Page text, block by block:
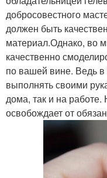
добросовестного
должен быть
материал.Однако, во
качественно
по вашей вине. Ведь в
выполнять своими
дома, так и на работе.
освобождает от